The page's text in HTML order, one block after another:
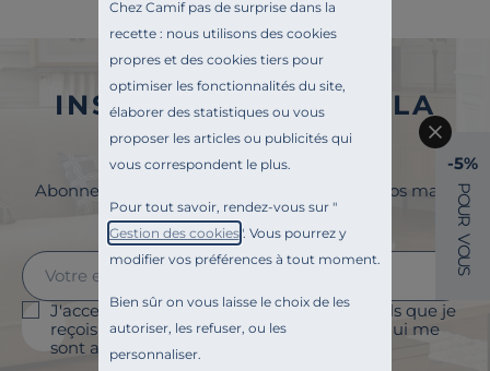
Chez Camif pas de surprise dans la
recette : nous utilisons des cookies
propres et des cookies tiers pour
optimiser les fonctionnalités du site,
élaborer des statistiques ou vous
proposer les articles ou publicités qui
vous correspondent le plus.
Pour tout savoir, rendez-vous sur "
Gestion des cookies". Vous pourrez y
modifier vos préférences à tout moment.
Bien sûr on vous laisse le choix de les
autoriser, les refuser, ou les
personnaliser.
Note des clients
Certifications et labels
Pays de fabrication
Mémoire de forme
INSCRIVEZ-VOUS À LA
NEWSLETTER
Abonnez-vous à la newsletter et surveillez vos mails
pour profiter de 5% de remise !
J'accepte le suivi des ouvertures des emails que je
reçois afin de personnaliser les contenus qui me
sont adressés et à des fins statistiques.
-5%
P
O
U
R
V
O
U
S